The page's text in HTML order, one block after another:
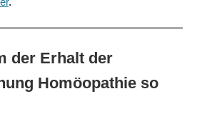
der Erhalt der
Homöopathie so